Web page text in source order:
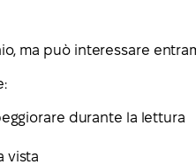
ma può interessare
durante la lettura
vista